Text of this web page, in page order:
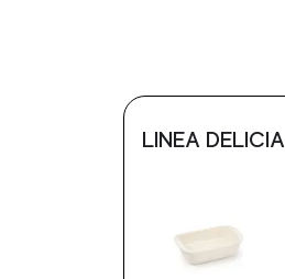
LINEA DELICIA